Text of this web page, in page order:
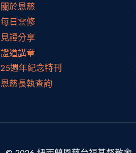
關於恩慈
每日靈修
見證分享
證道講章
25週年紀念特刊
恩慈長執查詢